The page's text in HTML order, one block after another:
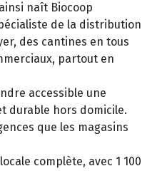
naît Biocoop
de la distribution
des cantines en tous
partout en
accessible une
durable hors domicile.
que les magasins
complète, avec 1 100